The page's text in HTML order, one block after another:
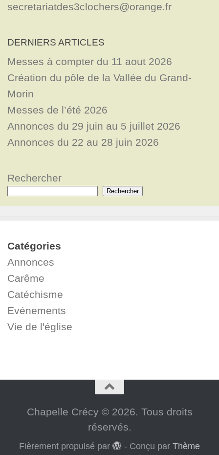
secretariatdes3clochers@orange.fr
DERNIERS ARTICLES
Messes à compter du 11 aout 2026
Création du pôle de la Vallée du Grand-
Morin
Messes de l’été 2026
Annonces du 29 juin au 5 juillet 2026
Annonces du 22 au 28 juin 2026
Rechercher
Rechercher
Catégories
Annonces
Carême
Catéchisme
Evénements
Vie de l'église
Chapelle Crécy © 2026. Tous droits
réservés.
Fièrement propulsé par - Conçu par Thème